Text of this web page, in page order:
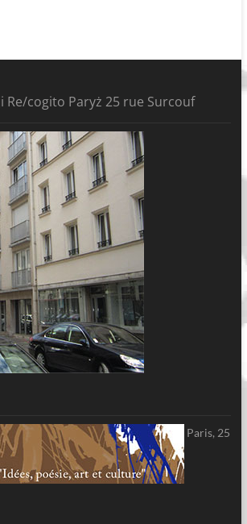
Re/cogito Paryż 25 rue Surcouf
Paris, 25